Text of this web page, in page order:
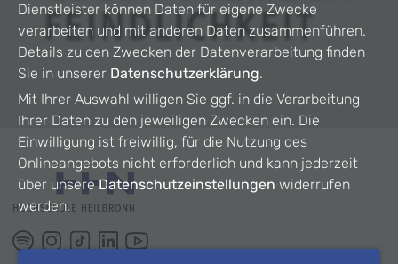
Dienstleister können Daten für eigene Zwecke
verarbeiten und mit anderen Daten zusammenführen.
Details zu den Zwecken der Datenverarbeitung finden
Sie in unserer Datenschutzerklärung.
Mit Ihrer Auswahl willigen Sie ggf. in die Verarbeitung
Ihrer Daten zu den jeweiligen Zwecken ein. Die
Einwilligung ist freiwillig, für die Nutzung des
Onlineangebots nicht erforderlich und kann jederzeit
über unsereDatenschutzeinstellungen widerrufen
werden.